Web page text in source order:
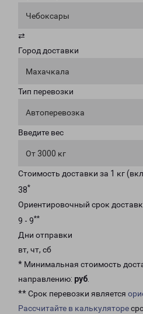
Чебоксары
⇄
Город доставки
Махачкала
Тип перевозки
Автоперевозка
Введите вес
От 3000 кг
Стоимость доставки за 1 кг
38*
Ориентировочный срок
9 - 9**
Дни отправки
вт, чт, сб
* Минимальная стоимость
направлению: руб.
** Срок перевозки является
Рассчитайте в калькуляторе